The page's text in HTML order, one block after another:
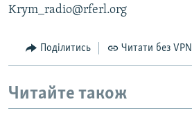
Krym_radio@rferl.org
Поділитись Читати без VPN
Читайте також